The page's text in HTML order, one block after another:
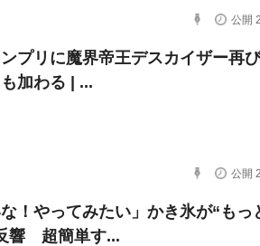
公開
プリに魔界帝王デスカイザー再
加わる | ...
公開
な！やってみたい」かき氷が“もっ
響 超簡単す...